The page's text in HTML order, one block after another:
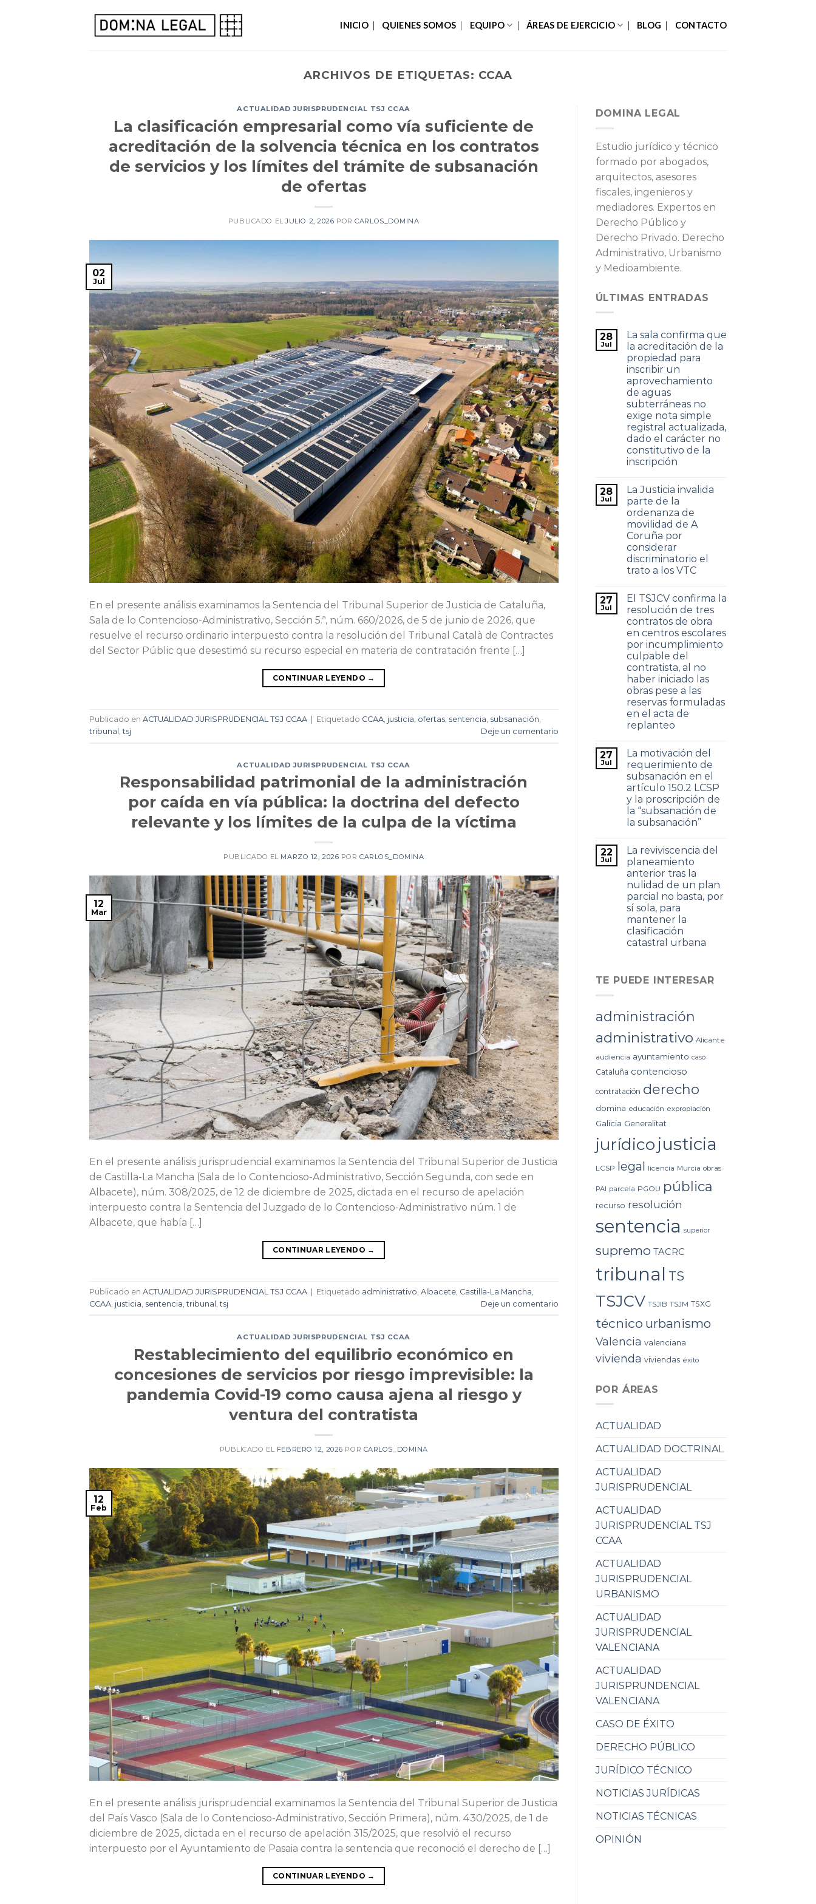
INICIO QUIENES SOMOS EQUIPO ÁREAS DE EJERCICIO BLOG CONTACTO
ARCHIVOS DE ETIQUETAS: CCAA
ACTUALIDAD JURISPRUDENCIAL TSJ CCAA
La clasificación empresarial como vía suficiente de
acreditación de la solvencia técnica en los contratos
de servicios y los límites del trámite de subsanación
de ofertas
PUBLICADO ELJULIO 2, 2026 PORCARLOS_DOMINA
02
Jul
En el presente análisis examinamos la Sentencia del Tribunal Superior de Justicia de Cataluña,
Sala de lo Contencioso-Administrativo, Sección 5.ª, núm. 660/2026, de 5 de junio de 2026, que
resuelve el recurso ordinario interpuesto contra la resolución del Tribunal Català de Contractes
del Sector Públic que desestimó su recurso especial en materia de contratación frente […]
CONTINUAR LEYENDO →
Publicado en ACTUALIDAD JURISPRUDENCIAL TSJ CCAA Etiquetado CCAA, justicia, ofertas, sentencia, subsanación,
tribunal ,tsj Deje un comentario
ACTUALIDAD JURISPRUDENCIAL TSJ CCAA
Responsabilidad patrimonial de la administración
por caída en vía pública: la doctrina del defecto
relevante y los límites de la culpa de la víctima
PUBLICADO EL MARZO 12, 2026 PORCARLOS_DOMINA
12
Mar
En el presente análisis jurisprudencial examinamos la Sentencia del Tribunal Superior de Justicia
de Castilla-La Mancha (Sala de lo Contencioso-Administrativo, Sección Segunda, con sede en
Albacete), núm. 308/2025, de 12 de diciembre de 2025, dictada en el recurso de apelación
interpuesto contra la Sentencia del Juzgado de lo Contencioso-Administrativo núm. 1 de
Albacete, que había […]
CONTINUAR LEYENDO →
Publicado en ACTUALIDAD JURISPRUDENCIAL TSJ CCAA | Etiquetado administrativo Albacete Castilla-La Mancha
CCAA justicia sentencia ,tribunal ,tsj Deje un comentario
ACTUALIDAD JURISPRUDENCIAL TSJ CCAA
Restablecimiento del equilibrio económico en
concesiones de servicios por riesgo imprevisible: la
pandemia Covid-19 como causa ajena al riesgo y
ventura del contratista
PUBLICADO EL FEBRERO 12, 2026 POR CARLOS_DOMINA
12
Feb
En el presente análisis jurisprudencial examinamos la Sentencia del Tribunal Superior de Justicia
del País Vasco (Sala de lo Contencioso-Administrativo, Sección Primera), núm. 430/2025, de 1 de
diciembre de 2025, dictada en el recurso de apelación 315/2025, que resolvió el recurso
interpuesto por el Ayuntamiento de Pasaia contra la sentencia que reconoció el derecho de […]
CONTINUAR LEYENDO →
DOMINA LEGAL
Estudio jurídico y técnico
formado por abogados,
arquitectos, asesores
fiscales, ingenieros y
mediadores. Expertos en
Derecho Público y
Derecho Privado. Derecho
Administrativo, Urbanismo
y Medioambiente.
ÚLTIMAS ENTRADAS
28
Jul
La sala confirma que
la acreditación de la
propiedad para
inscribir un
aprovechamiento
de aguas
subterráneas no
exige nota simple
registral actualizada,
dado el carácter no
constitutivo de la
inscripción
28
Jul
La Justicia invalida
parte de la
ordenanza de
movilidad de A
Coruña por
considerar
discriminatorio el
trato a los VTC
27
Jul
El TSJCV confirma la
resolución de tres
contratos de obra
en centros escolares
por incumplimiento
culpable del
contratista, al no
haber iniciado las
obras pese a las
reservas formuladas
en el acta de
replanteo
27
Jul
La motivación del
requerimiento de
subsanación en el
artículo 150.2 LCSP
y la proscripción de
la “subsanación de
la subsanación”
22
Jul
La reviviscencia del
planeamiento
anterior tras la
nulidad de un plan
parcial no basta, por
sí sola, para
mantener la
clasificación
catastral urbana
TE PUEDE INTERESAR
administración
administrativo Alicante
audiencia ayuntamiento caso
Cataluña contencioso
contratación derecho
domina educación expropiación
Galicia Generalitat
jurídico justicia
LCSP legal licencia Murcia obras
PAI parcela PGOU pública
recurso resolución
sentencia superior
supremo TACRC
tribunal TS
TSJCV TSJIB TSJM TSXG
técnico urbanismo
Valencia valenciana
vivienda viviendas éxito
POR ÁREAS
ACTUALIDAD
ACTUALIDAD DOCTRINAL
ACTUALIDAD
JURISPRUDENCIAL
ACTUALIDAD
JURISPRUDENCIAL TSJ
CCAA
ACTUALIDAD
JURISPRUDENCIAL
URBANISMO
ACTUALIDAD
JURISPRUDENCIAL
VALENCIANA
ACTUALIDAD
JURISPRUNDENCIAL
VALENCIANA
CASO DE ÉXITO
DERECHO PÚBLICO
JURÍDICO TÉCNICO
NOTICIAS JURÍDICAS
NOTICIAS TÉCNICAS
OPINIÓN